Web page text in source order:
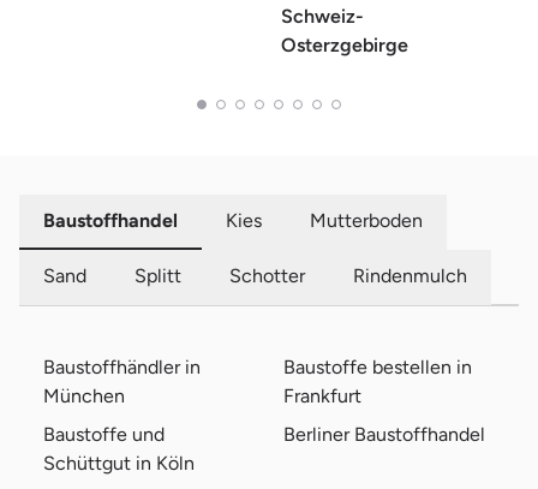
Schweiz-
Osterzgebirge
Baustoffhandel Kies Mutterboden
Sand Splitt Schotter Rindenmulch
Baustoffhändler in
München
Baustoffe bestellen in
Frankfurt
Baustoffe und
Schüttgut in Köln
Berliner Baustoffhandel